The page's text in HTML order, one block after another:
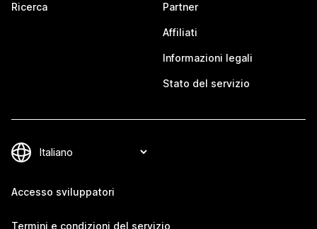
Ricerca Partner
Affiliati
Informazioni legali
Stato del servizio
Accesso sviluppatori
Termini e condizioni del servizio